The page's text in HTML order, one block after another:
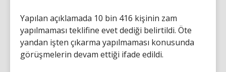
Yapılan açıklamada 10 bin 416 kişinin zam
yapılmaması teklifine evet dediği belirtildi. Öte
yandan işten çıkarma yapılmaması konusunda
görüşmelerin devam ettiği ifade edildi.